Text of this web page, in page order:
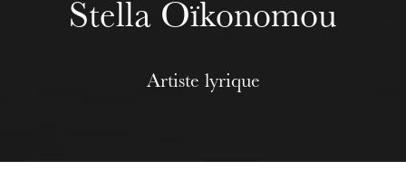
Stella Oïkonomou
Artiste lyrique